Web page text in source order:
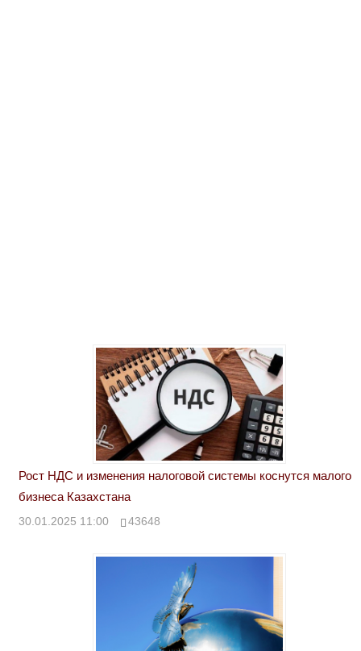
Рост НДС и изменения налоговой системы коснутся малого
бизнеса Казахстана
30.01.2025 11:00 43648